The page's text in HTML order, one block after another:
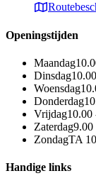
Openingstijden
Maandag
Dinsdag
Woensdag
Donderdag
Vrijdag10.00
Zaterdag9.00
ZondagTA
Handige links